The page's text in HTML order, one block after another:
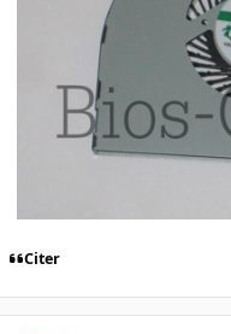
Citer